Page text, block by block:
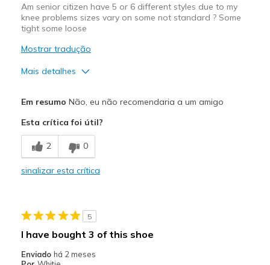
Am senior citizen have 5 or 6 different styles due to my
knee problems sizes vary on some not standard ? Some
tight some loose
Mostrar tradução
Mais detalhes
Sizing
Feels full size too big
View On Shoes
Shoes are for Wearing
Em resumo Não, eu não recomendaria a um amigo
Esta crítica foi útil?
2 0
sinalizar esta crítica
5
I have bought 3 of this shoe
Enviado há 2 meses